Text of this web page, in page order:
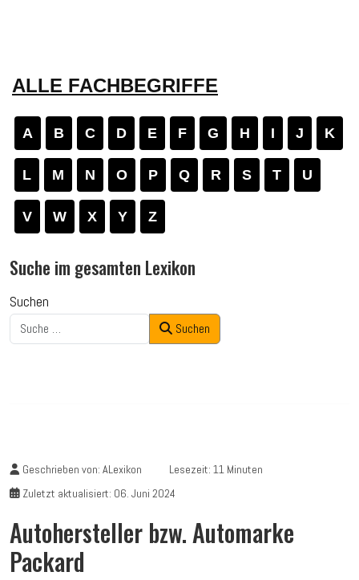
ALLE FACHBEGRIFFE
A B C D E F G H I J K
L M N O P Q R S T U
V W X Y Z
Suche im gesamten Lexikon
Suchen
Suchen
Geschrieben von: ALexikon
Lesezeit: 11 Minuten
Zuletzt aktualisiert: 06. Juni 2024
Autohersteller bzw. Automarke
Packard